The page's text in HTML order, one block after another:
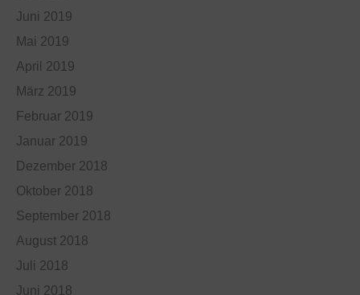
Juni 2019
Mai 2019
April 2019
März 2019
Februar 2019
Januar 2019
Dezember 2018
Oktober 2018
September 2018
August 2018
Juli 2018
Juni 2018